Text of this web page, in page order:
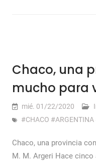
Chaco, una
mucho para
mié. 01/22/2020
#CHACO
Chaco, una provincia
M. M. Argeri Hace